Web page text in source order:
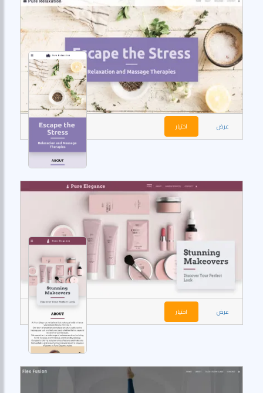
عرض اختيار
عرض اختيار